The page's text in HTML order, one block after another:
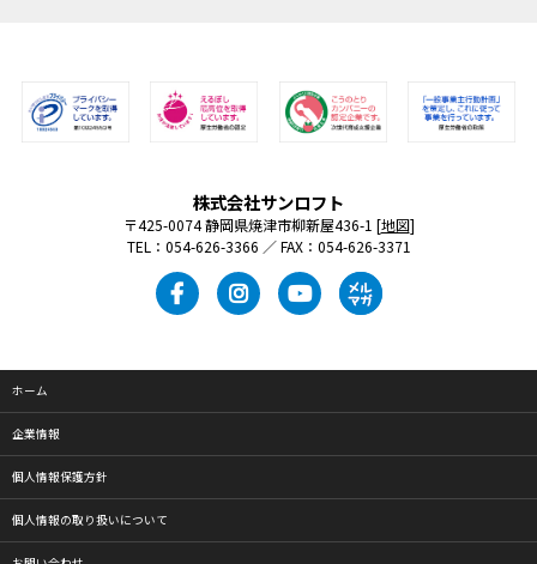
株式会社サンロフト
〒425-0074 静岡県焼津市柳新屋436-1 [地図]
TEL：054-626-3366 ／ FAX：054-626-3371
ホーム
企業情報
個人情報保護方針
個人情報の取り扱いについて